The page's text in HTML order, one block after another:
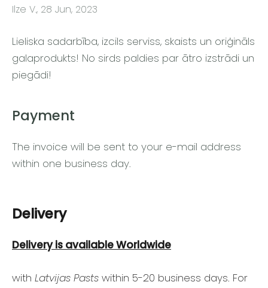
Payment
The invoice will be sent to your e-mail address
within one business day.
Delivery
Delivery is availableWorldwide
with Latvijas Pasts within 5-20 business days. For
Ilze V., 28 Jun, 2023
Lieliska sadarbība, izcils serviss, skaists un oriģināls
galaprodukts! No sirds paldies par ātro izstrādi un
piegādi!